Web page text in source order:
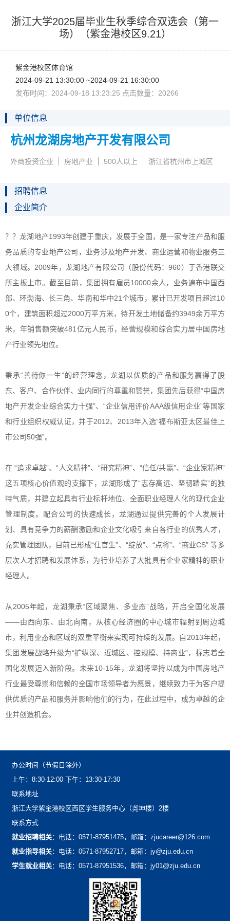
浙江大学2025届毕业生秋季综合双选会（第一
场）（紫金港校区9.21）
紫金港校区体育馆
2024-09-2113:30:00~2024-09-2116:30:00
发布时间：2024-09-1813:23:25点击数量：20266
单位信息
杭州龙湖房地产开发有限公司
外商投资企业 房地产业 500人以上 浙江省杭州市上城区
招聘信息
企业简介
？？龙湖地产1993年创建于重庆，发展于全国，是一家专注产品和服
务品质的专业地产公司，业务涉及地产开发、商业运营和物业服务三
大领域。2009年，龙湖地产有限公司（股份代码：960）于香港联交
所主板上市。截至目前，集团拥有雇员10000余人，业务遍布中国西
部、环渤海、长三角、华南和华中21个城市，累计已开发项目超过10
0个，建筑面积超过2000万平方米，待开发土地储备约3949余万平方
米，年销售额突破481亿元人民币，经营规模和综合实力居中国房地
产行业领先地位。
秉承“善待你一生”的经营理念，龙湖以优质的产品和服务赢得了股
东、客户、合作伙伴、业内同行的尊重和赞誉，集团先后获得“中国房
地产开发企业综合实力十强”、“企业信用评价AAA级信用企业”等国家
和行业组织权威认证，并于2012、2013年入选“福布斯亚太区最佳上
市公司50强”。
在 “追求卓越”、“人文精神”、“研究精神”、“信任/共赢”、“企业家精神”
这五项核心价值观的支撑下，龙湖形成了“志存高远、坚韧踏实”的独
特气质，并建立起具有行业标杆地位、全面职业经理人化的现代企业
管理制度。配合公司的快速成长，龙湖通过提供完善的个人发展计
划、具有竞争力的薪酬激励和企业文化吸引来自各行业的优秀人才，
充实管理团队，目前已形成“仕官生”、“绽放”、“点将”、“商业CS”等多
层次人才招聘和发展体系，为行业培养了大批具有企业家精神的职业
经理人。
从 2005年起，龙湖秉承“区域聚焦、多业态”战略，开启全国化发展
——由西向东、由北向南，从核心经济圈的中心城市辐射到周边城
市，利用业态和区域的双重平衡来实现可持续的发展。自2013年起，
集团发展战略升级为“扩纵深、近城区、控规模、持商业”，标志着全
国化发展迈入新阶段。未来10-15年，龙湖将坚持以成为中国房地产
行业最受尊崇和信赖的全国市场领导者为愿景，继续致力于为客户提
供优质的产品和服务并影响他们的行为，在此过程中，成为卓越的企
业并创造机会。
办公时间（节假日除外）
上午：8:30-12:00下午：13:30-17:30
联系地址
浙江大学紫金港校区西区学生服务中心（尧坤楼）2楼
联系方式
就业招聘相关：电话：0571-87951475，邮箱：zjucareer@126.com
就业指导相关：电话：0571-87952717，邮箱：jy@zju.edu.cn
学生就业相关：电话：0571-87951536，邮箱：jy01@zju.edu.cn